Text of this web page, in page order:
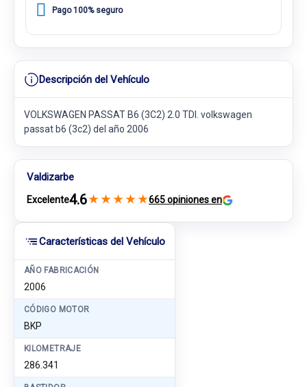
Características del Vehículo
AÑO FABRICACIÓN
2006
CÓDIGO MOTOR
BKP
KILOMETRAJE
286.341
Pago 100% seguro
Descripción del Vehículo
VOLKSWAGEN PASSAT B6 (3C2) 2.0 TDI. volkswagen
passat b6 (3c2) del año 2006
Valdizarbe
Excelente4.6★ ★ ★ ★ ★665 opiniones en